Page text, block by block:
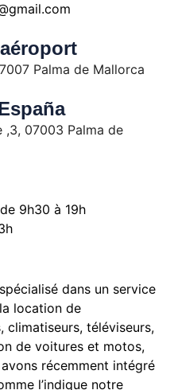
Palma de Mallorca
,3, 07003 Palma de
9h30 à 19h
dans un service
location de
climatiseurs, téléviseurs,
de voitures et motos,
récemment intégré
l’indique notre